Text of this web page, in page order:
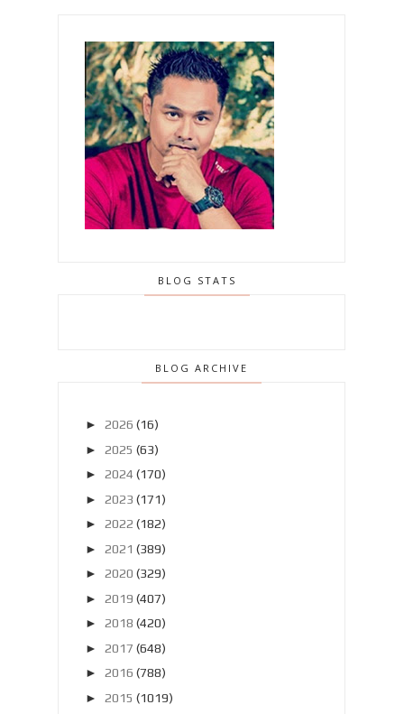
BLOG STATS
BLOG ARCHIVE
► 2026 (16)
► 2025 (63)
► 2024 (170)
► 2023 (171)
► 2022 (182)
► 2021 (389)
► 2020 (329)
► 2019 (407)
► 2018 (420)
► 2017 (648)
► 2016 (788)
► 2015 (1019)